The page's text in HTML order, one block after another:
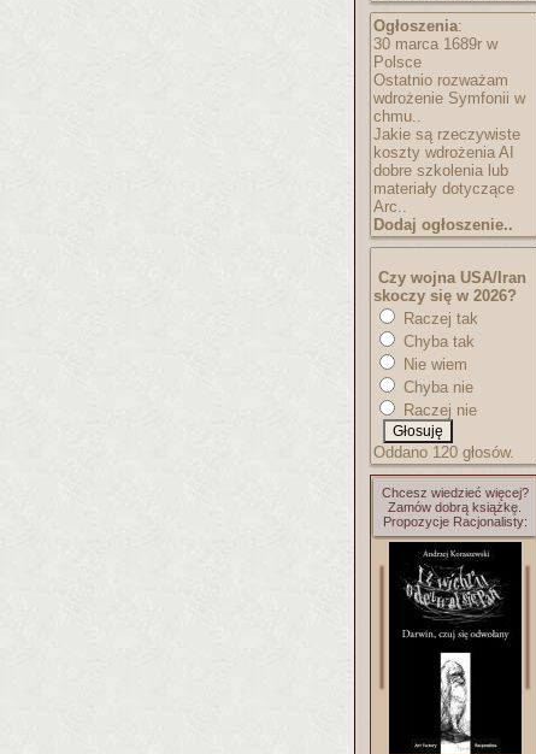
Ogłoszenia:
30 marca 1689r w
Polsce
Ostatnio rozważam
wdrożenie Symfonii w
chmu..
Jakie są rzeczywiste
koszty wdrożenia AI
dobre szkolenia lub
materiały dotyczące
Arc..
Dodaj ogłoszenie..
Czy wojna USA/Iran
skoczy się w 2026?
Raczej tak
Chyba tak
Nie wiem
Chyba nie
Raczej nie
Oddano 120 głosów.
Chcesz wiedzieć więcej?
Zamów dobrą książkę.
Propozycje Racjonalisty: